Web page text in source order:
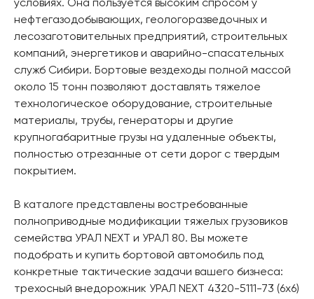
условиях. Она пользуется высоким спросом у
нефтегазодобывающих, геологоразведочных и
лесозаготовительных предприятий, строительных
компаний, энергетиков и аварийно-спасательных
служб Сибири. Бортовые вездеходы полной массой
около 15 тонн позволяют доставлять тяжелое
технологическое оборудование, строительные
материалы, трубы, генераторы и другие
крупногабаритные грузы на удаленные объекты,
полностью отрезанные от сети дорог с твердым
покрытием.
В каталоге представлены востребованные
полноприводные модификации тяжелых грузовиков
семейства УРАЛ NEXT и УРАЛ 80. Вы можете
подобрать и купить бортовой автомобиль под
конкретные тактические задачи вашего бизнеса:
трехосный внедорожник УРАЛ NEXT 4320-5111-73 (6x6)